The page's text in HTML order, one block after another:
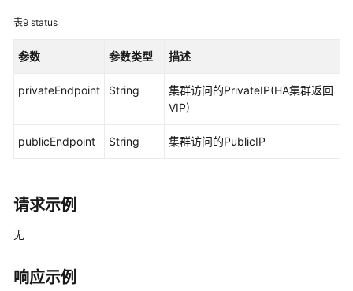
用
API
URL
说
群
表9 status
参数 参数类型 描述
privateEndpoint String
集群访问的PrivateIP(HA集群返回
VIP)
publicEndpoint String 集群访问的PublicIP
请求示例
无
响应示例